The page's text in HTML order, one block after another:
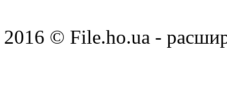
2016 © File.ho.ua -